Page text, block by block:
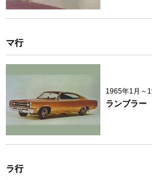
マ行
1965年1月～
ランブラ
ラ行